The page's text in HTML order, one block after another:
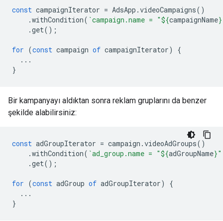
const campaignIterator = AdsApp .videoCampaigns()
.withCondition( `campaign.name = "${campaignName}
.get();
for (const campaign of campaignIterator)
{
...
}
Bir kampanyayı aldıktan sonra reklam gruplarını da benzer
şekilde alabilirsiniz:
const adGroupIterator = campaign .videoAdGroups()
.withCondition( `ad_group.name = "${adGroupName}
.get();
for (const adGroup of adGroupIterator)
{
...
}